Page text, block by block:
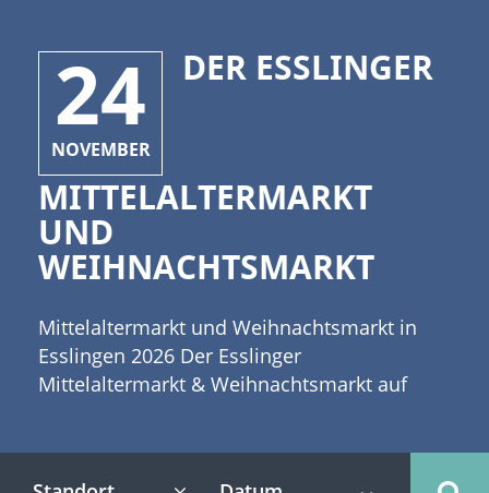
24
NOVEMBER
DER ESSLINGER
MITTELALTERMARKT
UND
WEIHNACHTSMARKT
Mittelaltermarkt und Weihnachtsmarkt in
Esslingen 2026 Der Esslinger
Mittelaltermarkt & Weihnachtsmarkt auf